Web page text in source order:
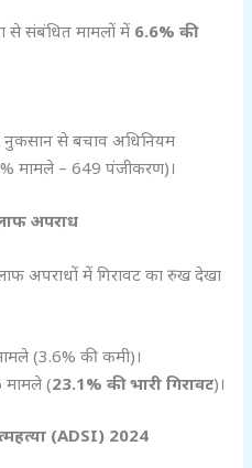
से संबंधित मामलों में 6.6%की
नुकसान से बचाव अधिनियम
मामले – 649 पंजीकरण)।
अपराध
अपराधों में गिरावट का रुख देखा
(3.6% की कमी)।
(23.1%की भारी गिरावट)।
(ADSI) 2024